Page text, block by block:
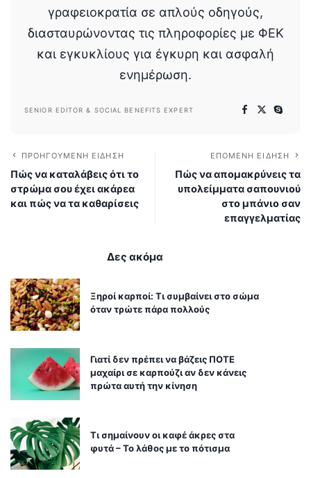
γραφειοκρατία σε απλούς οδηγούς,
διασταυρώνοντας τις πληροφορίες με ΦΕΚ
και εγκυκλίους για έγκυρη και ασφαλή
ενημέρωση.
SENIOR EDITOR & SOCIAL BENEFITS EXPERT
ΠΡΟΗΓΟΎΜΕΝΗ ΕΊΔΗΣΗ
Πώς να καταλάβεις ότι το
στρώμα σου έχει ακάρεα
και πώς να τα καθαρίσεις
ΕΠΌΜΕΝΗ ΕΊΔΗΣΗ
Πώς να απομακρύνεις τα
υπολείμματα σαπουνιού
στο μπάνιο σαν
επαγγελματίας
Δες ακόμα
Ξηροί καρποί: Τι συμβαίνει στο σώμα
όταν τρώτε πάρα πολλούς
Γιατί δεν πρέπει να βάζεις ΠΟΤΕ
μαχαίρι σε καρπούζι αν δεν κάνεις
πρώτα αυτή την κίνηση
Τι σημαίνουν οι καφέ άκρες στα
φυτά – Το λάθος με το πότισμα